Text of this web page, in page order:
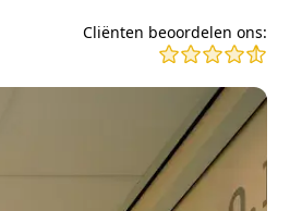
Cliënten beoordelen ons: